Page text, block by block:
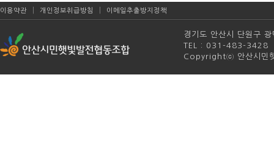
이용약관 개인정보취급방침 이메일추출방지정책
경기도 안산시 단원구
TEL : 031-483-
Copyrightⓒ 안산시민